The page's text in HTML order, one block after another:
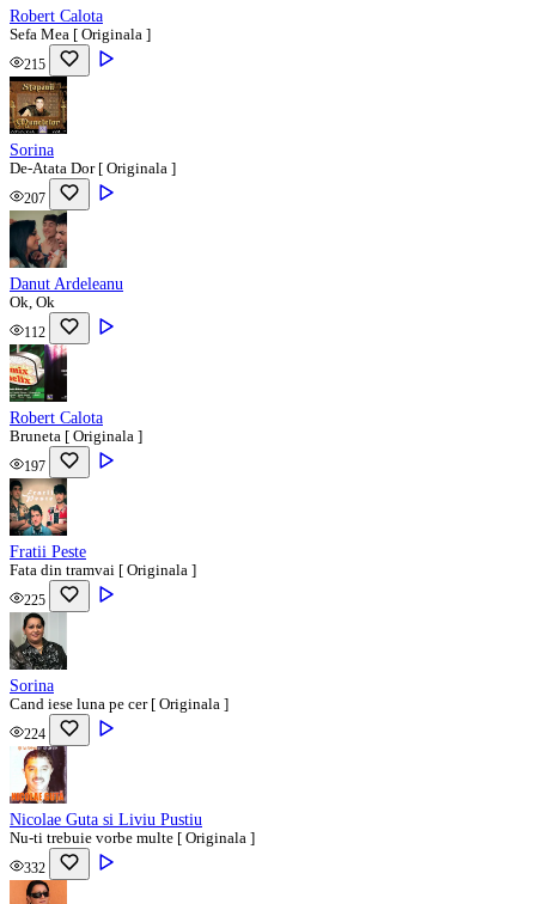
Robert Calota
Sefa Mea [ Originala ]
215
Sorina
De-Atata Dor [ Originala ]
207
Danut Ardeleanu
Ok, Ok
112
Robert Calota
Bruneta [ Originala ]
197
Fratii Peste
Fata din tramvai [ Originala ]
225
Sorina
Cand iese luna pe cer [ Originala ]
224
Nicolae Guta si Liviu Pustiu
Nu-ti trebuie vorbe multe [ Originala ]
332